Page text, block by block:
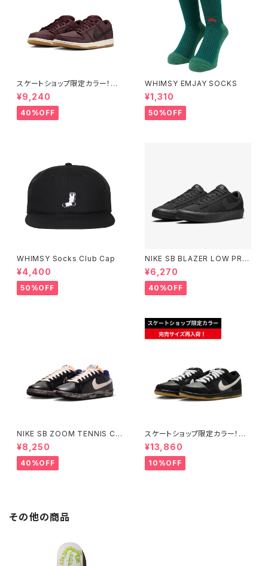
スケートショップ限定カラー！NI
KE SB DUNK LOW PRO ISO
BURGUNDY CRUSH
¥9,240
40%OFF
WHIMSY EMJAY SOCKS
¥1,310
50%OFF
WHIMSY Socks Club Cap
¥4,400
50%OFF
NIKE SB BLAZER LOW PRO
GT BLACK/BLACK ナイキエ
スビー ブレーザー ロー ブラッ
ク
¥6,270
40%OFF
NIKE SB ZOOM TENNIS CL
ASSIC QS "RASSVET" ナイ
キエスビー ズーム テニスクラシ
ック ラスベート Small Size
¥8,250
40%OFF
スケートショップ限定カラー！NI
KE SB DUNK LOW PRO BLA
CK/WHITE/GUM
¥13,860
10%OFF
その他の商品